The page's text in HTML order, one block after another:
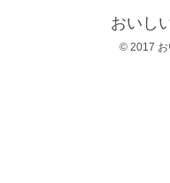
おいし
© 2017 お